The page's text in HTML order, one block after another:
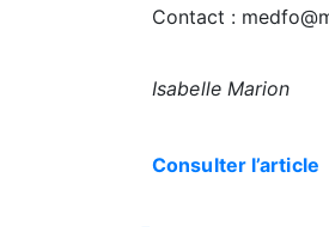
Contact :
Isabelle Marion
Consulter l’article